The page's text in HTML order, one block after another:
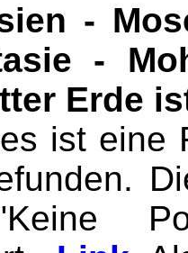
-
-
Erde
ist eine